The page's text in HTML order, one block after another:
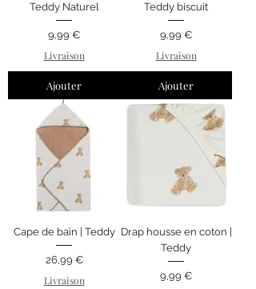
Teddy Naturel
Prix
9,99 €
Livraison
Ajouter
Teddy biscuit
Prix
9,99 €
Livraison
Ajouter
Cape de bain | Teddy
Prix
26,99 €
Livraison
Drap housse en coton |
Teddy
Prix
9,99 €